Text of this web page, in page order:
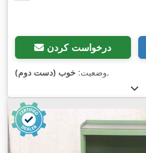
درخواست کردن
وضعیت: خوب (دست دوم) ,